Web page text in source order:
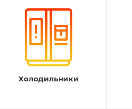
Холодильники